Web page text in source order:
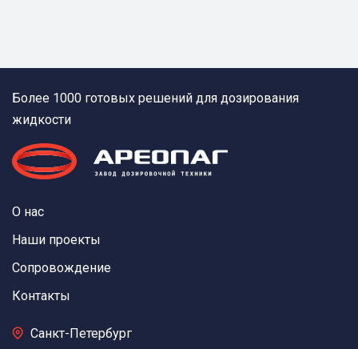
Более 1000 готовых решений для дозирования
жидкости
О нас
Наши проекты
Сопровождение
Контакты
Санкт-Петербург